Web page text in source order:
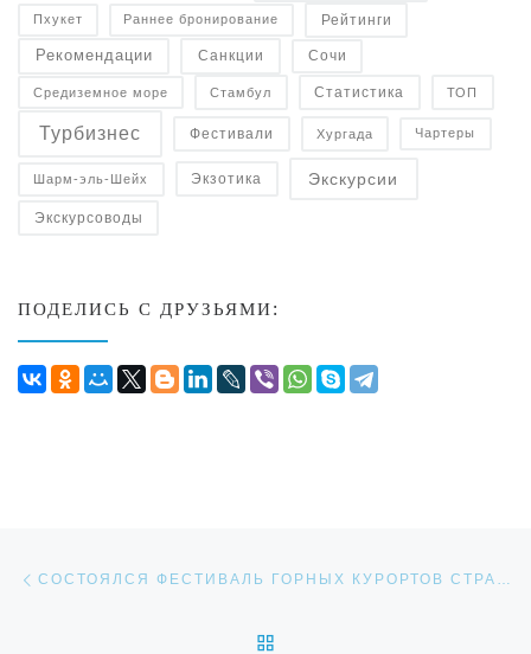
Пхукет Раннее бронирование Рейтинги
Рекомендации Санкции Сочи
Средиземное море Стамбул Статистика ТОП
Турбизнес Фестивали Хургада Чартеры
Шарм-эль-Шейх Экзотика Экскурсии
Экскурсоводы
ПОДЕЛИСЬ С ДРУЗЬЯМИ:
СОСТОЯЛСЯ ФЕСТИВАЛЬ ГОРНЫХ КУРОРТОВ СТРАН СНГ